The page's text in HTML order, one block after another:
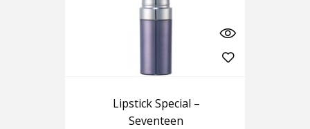
Lipstick Special –
Seventeen